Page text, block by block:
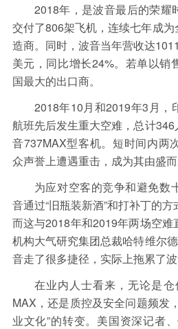
2018年，是波音最后的荣耀
交付了806架飞机，连续七年成
造商。同时，波音当年营收达
美元，同比增长24%。若单以销
国最大的出口商。
2018年10月和2019年3月，
航班先后发生重大空难，总计
音737MAX型客机。短时间内两
众声誉上遭遇重击，成为其由盛而
为应对空客的竞争和避免数
音通过“旧瓶装新酒”和打补丁的
而这与2018年和2019年两场空
机构大气研究集团总裁哈特维尔
音走了很多捷径，实际上拖累了波
在业内人士看来，无论是仓
MAX，还是质控及安全问题频发
业文化”的转变。美国资深记者